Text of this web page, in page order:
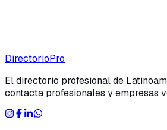
DirectorioPro
El directorio profesional de
contacta profesionales y empresas